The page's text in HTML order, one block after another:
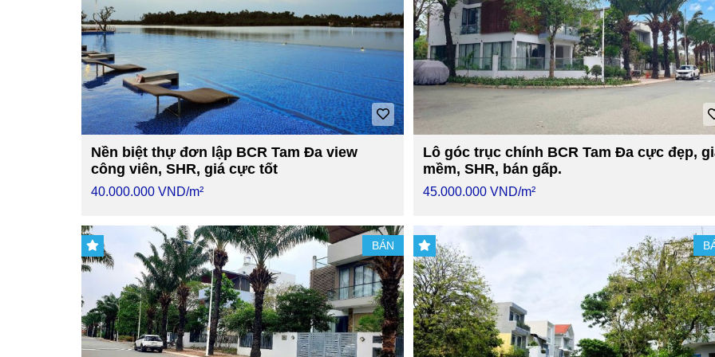
Nền biệt thự đơn lập BCR Tam Đa view
công viên, SHR, giá cực tốt
40.000.000 VND/m²
Lô góc trục chính BCR Tam Đa cực đẹp,
mềm, SHR, bán gấp.
45.000.000 VND/m²
BÁN